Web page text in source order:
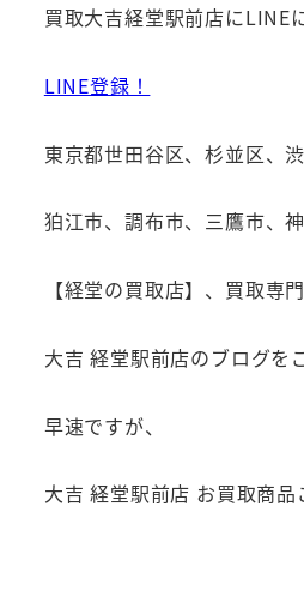
買取大吉経堂駅前店にLINE
LINE登録！
東京都世田谷区、杉並区、
狛江市、調布市、三鷹市、
【経堂の買取店】、買取専
大吉 経堂駅前店のブログを
早速ですが、
大吉 経堂駅前店 お買取商品